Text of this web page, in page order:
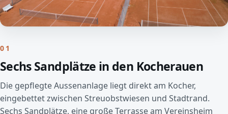
01
Sechs Sandplätze in den Kocherauen
Die gepflegte Aussenanlage liegt direkt am Kocher,
eingebettet zwischen Streuobstwiesen und Stadtrand.
Sechs Sandplätze, eine große Terrasse am Vereinsheim